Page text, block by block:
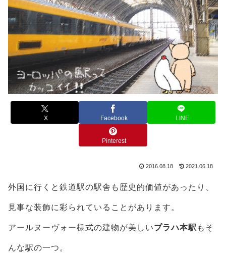
X Facebook LINE
Pinterest
2016.08.18 2021.06.18
外国に行くと鉄道駅の駅舎も歴史的価値があったり、
見事な装飾に彩られていることがあります。
アールヌーヴォー様式の建物が美しいプラハ本駅 もそ
んな駅の一つ。